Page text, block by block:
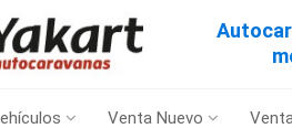
Venta Nuevo